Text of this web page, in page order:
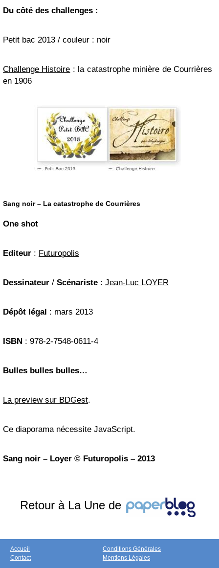
Du côté des challenges :
Petit bac 2013 / couleur : noir
Challenge Histoire : la catastrophe minière de Courrières
en 1906
Sang noir – La catastrophe de Courrières
One shot
Editeur : Futuropolis
Dessinateur / Scénariste : Jean-Luc LOYER
Dépôt légal : mars 2013
ISBN : 978-2-7548-0611-4
Bulles bulles bulles…
La preview sur BDGest.
Ce diaporama nécessite JavaScript.
Sang noir – Loyer © Futuropolis – 2013
Retour à La Une de
Accueil
Contact
Conditions Générales
Mentions Légales